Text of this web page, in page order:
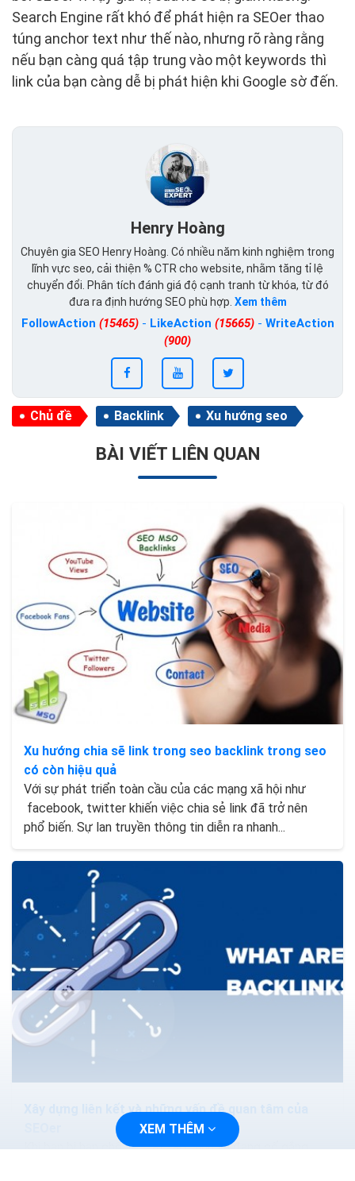
Search Engine rất khó để phát hiện ra SEOer thao
túng anchor text như thế nào, nhưng rõ ràng rằng
nếu bạn càng quá tập trung vào một keywords thì
link của bạn càng dễ bị phát hiện khi Google sờ đến.
Henry Hoàng
Chuyên gia SEO Henry Hoàng. Có nhiều năm kinh nghiệm trong
lĩnh vực seo, cải thiện % CTR cho website, nhằm tăng tỉ lệ
chuyển đổi. Phân tích đánh giá độ cạnh tranh từ khóa, từ đó
đưa ra định hướng SEO phù hợp. Xem thêm
FollowAction (15465)- LikeAction (15665)- WriteAction
(900)
Chủ đề Backlink Xu hướng seo
BÀI VIẾT LIÊN QUAN
Xu hướng chia sẽ link trong seo backlink trong seo
có còn hiệu quả
Với sự phát triển toàn cầu của các mạng xã hội như
facebook, twitter khiến việc chia sẻ link đã trở nên
phổ biến. Sự lan truyền thông tin diễn ra nhanh...
Xây dựng liên kết và những vấn đề quan tâm của
Khi bạn bị hạn chế về mặt tài chính và đang cố gắng
XEM THÊM